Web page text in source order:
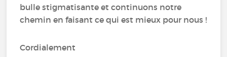
bulle stigmatisante et continuons notre
chemin en faisant ce qui est mieux pour nous !
Cordialement